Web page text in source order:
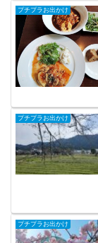
プチプラお出かけ
プチプラお出かけ
プチプラお出かけ